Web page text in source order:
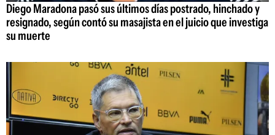
Diego Maradona pasó sus últimos días postrado, hinchado y
resignado, según contó su masajista en el juicio que investiga
su muerte